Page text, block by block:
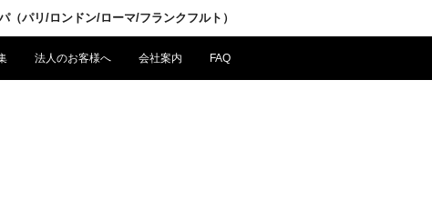
パリ/ロンドン/ローマ/フランクフルト）
法人のお客様へ 会社案内 FAQ